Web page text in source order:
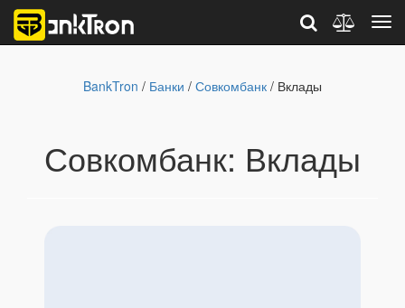
BankTron / Банки / Совкомбанк / Вклады
Совкомбанк: Вклады